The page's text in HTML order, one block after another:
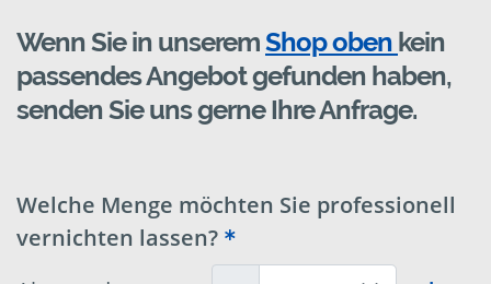
Wenn Sie in unseremShop oben kein
passendes Angebot gefunden haben,
senden Sie uns gerne Ihre Anfrage.
Welche Menge möchten Sie professionell
vernichten lassen?